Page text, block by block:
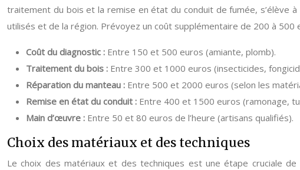
traitement du bois et la remise en état du conduit de fumée, s’élève
utilisés et de la région. Prévoyez un coût supplémentaire de 200 à
Coût du diagnostic : Entre 150 et 500 euros (amiante, plomb).
Traitement du bois : Entre 300 et 1000 euros (insecticides,
Réparation du manteau : Entre 500 et 2000 euros (selon les
Remise en état du conduit : Entre 400 et 1500 euros (ramonage,
Main d’œuvre : Entre 50 et 80 euros de l’heure (artisans qualifiés).
Choix des matériaux et des techniques
Le choix des matériaux et des techniques est une étape cruciale